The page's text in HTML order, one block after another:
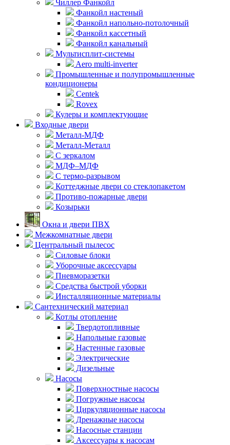
Чиллер Фанкойл
Фанкойл настеный
Фанкойл напольно-потолочный
Фанкойл кассетный
Фанкойл канальный
Мультисплит-системы
Aero multi-inverter
Промышленные и полупромышленные
кондиционеры
Centek
Rovex
Кулеры и комплектующие
Входные двери
Металл-МДФ
Металл-Металл
С зеркалом
МДФ–МДФ
С термо-разрывом
Коттеджные двери со стеклопакетом
Противо-пожарные двери
Козырьки
Окна и двери ПВХ
Межкомнатные двери
Центральный пылесос
Силовые блоки
Уборочные аксессуары
Пневморазетки
Средства быстрой уборки
Инсталляционные материалы
Сантехнический материал
Котлы отопление
Твердотопливные
Напольные газовые
Настенные газовые
Электрические
Дизельные
Насосы
Поверхностные насосы
Погружные насосы
Циркуляционные насосы
Дренажные насосы
Насосные станции
Аксессуары к насосам